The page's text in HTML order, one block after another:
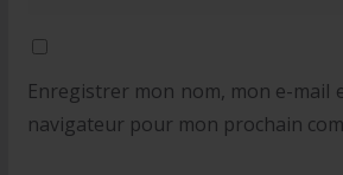
Enregistrer mon nom, mon e-mail
navigateur pour mon prochain